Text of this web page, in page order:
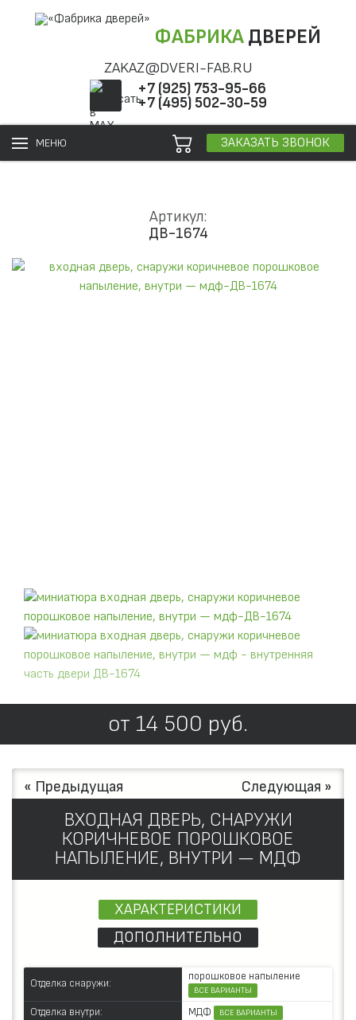
ФАБРИКАДВЕРЕЙ
ZAKAZ@DVERI-FAB.RU
+7 (925) 753-95-66
+7 (495) 502-30-59
МЕНЮ ЗАКАЗАТЬ ЗВОНОК
Артикул:
ДВ-1674
от 14 500 руб.
« Предыдущая Следующая »
ВХОДНАЯ ДВЕРЬ, СНАРУЖИ
КОРИЧНЕВОЕ ПОРОШКОВОЕ
НАПЫЛЕНИЕ, ВНУТРИ — МДФ
ХАРАКТЕРИСТИКИ
ДОПОЛНИТЕЛЬНО
Отделка снаружи:
порошковое напыление
ВСЕ ВАРИАНТЫ
Отделка внутри: МДФ ВСЕ ВАРИАНТЫ